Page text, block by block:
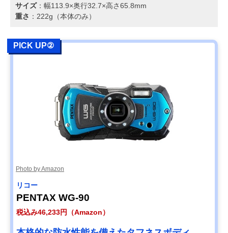
サイズ：幅113.9×奥行32.7×高さ65.8mm
重さ ：222g（本体のみ）
PICK UP②
Photo by Amazon
‎リコー
PENTAX WG-90
税込み46,233円（Amazon）